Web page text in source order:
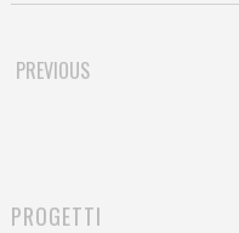
PREVIOUS
PROGETTI